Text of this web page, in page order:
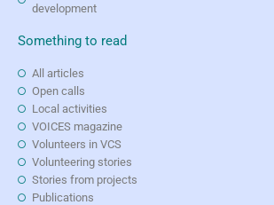
development
Something to read
All articles
Open calls
Local activities
VOICES magazine
Volunteers in VCS
Volunteering stories
Stories from projects
Publications